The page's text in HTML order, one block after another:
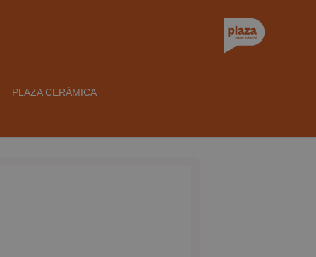
PLAZA CERÁMICA